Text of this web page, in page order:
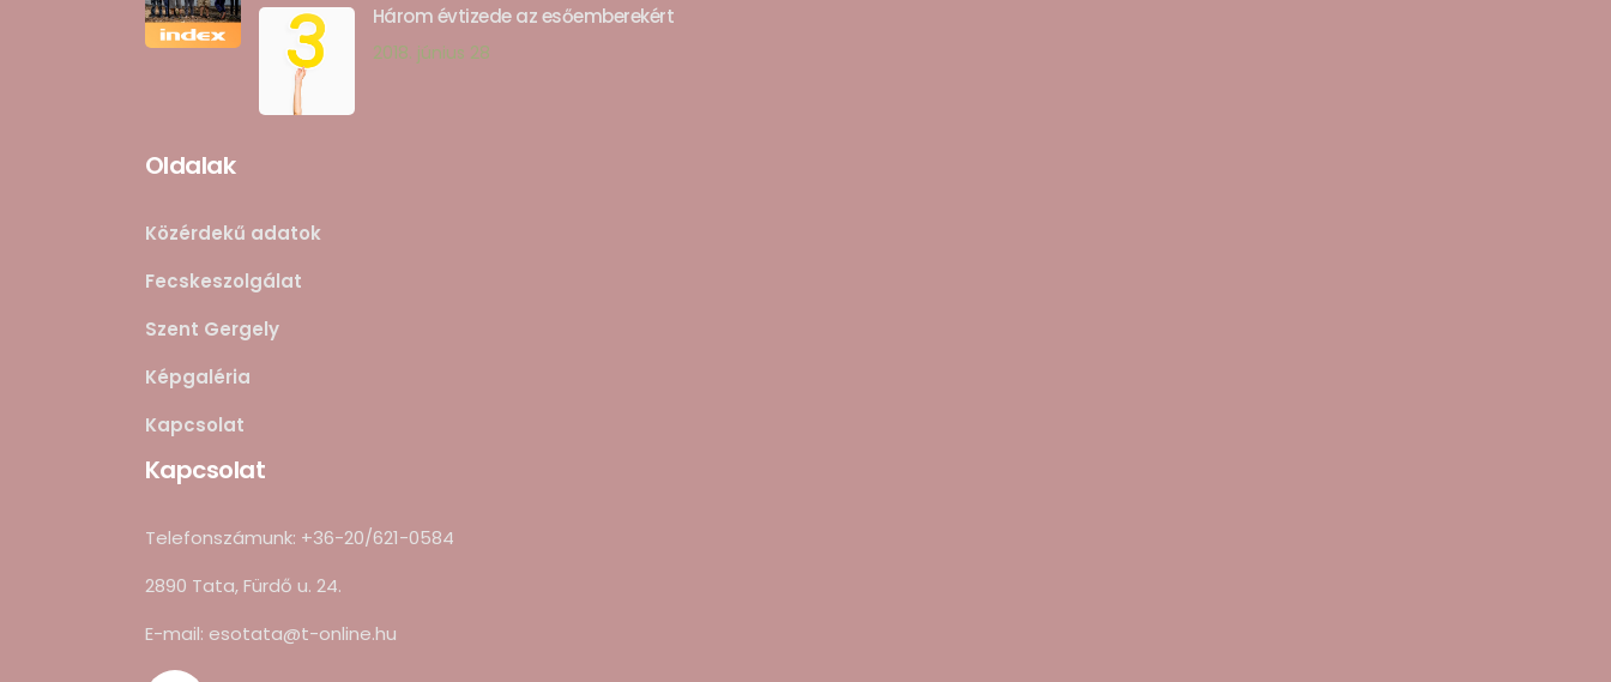
Három évtizede az esőemberekért
2018. június 28
Oldalak
Közérdekű adatok
Fecskeszolgálat
Szent Gergely
Képgaléria
Kapcsolat
Kapcsolat
Telefonszámunk: +36-20/621-0584
2890 Tata, Fürdő u. 24.
E-mail: esotata@t-online.hu